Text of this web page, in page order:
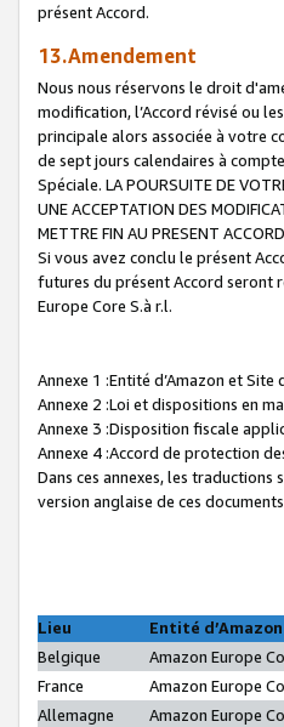
présent Accord.
13.Amendement
Nous nous réservons le droit
modification, l’Accord révisé ou
principale alors associée à votre
de sept jours calendaires à
Spéciale. LA POURSUITE DE
UNE ACCEPTATION DES
METTRE FIN AU PRESENT
Si vous avez conclu le présent
futures du présent Accord seront
Europe Core S.à r.l.
Annexe 1 :Entité d’Amazon et Site
Annexe 2 :Loi et dispositions en
Annexe 3 :Disposition fiscale
Annexe 4 :Accord de protection
Dans ces annexes, les
version anglaise de ces
Lieu
Entité d’Amazon
Belgique
Amazon Europe
France
Amazon Europe
Allemagne
Amazon Europe